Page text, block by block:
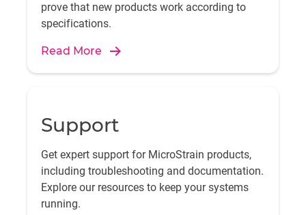
prove that new products work according to
specifications.
Read More
Support
Get expert support for MicroStrain products,
including troubleshooting and documentation.
Explore our resources to keep your systems
running.